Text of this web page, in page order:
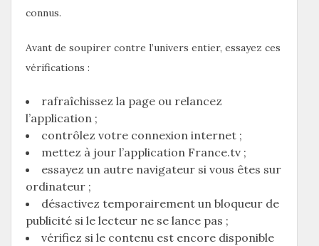
connus.
Avant de soupirer contre l’univers entier, essayez ces
vérifications :
rafraîchissez la page ou relancez
l’application ;
contrôlez votre connexion internet ;
mettez à jour l’application France.tv ;
essayez un autre navigateur si vous êtes sur
ordinateur ;
désactivez temporairement un bloqueur de
publicité si le lecteur ne se lance pas ;
vérifiez si le contenu est encore disponible